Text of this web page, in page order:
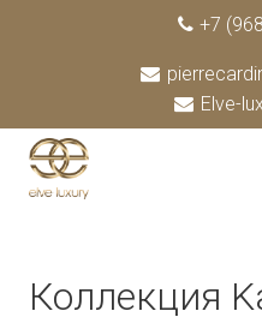
+7
Elve-
Коллекция